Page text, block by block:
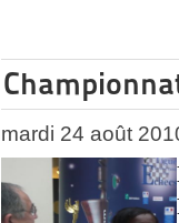
mardi 24 août